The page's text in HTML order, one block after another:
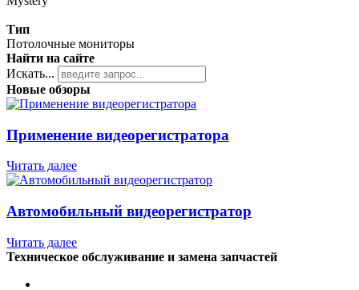
Тип
Потолочные мониторы
Найти на сайте
Искать...
Новые обзоры
Применение видеорегистратора
Читать далее
Автомобильный видеорегистратор
Читать далее
Техническое обслуживание и замена запчастей